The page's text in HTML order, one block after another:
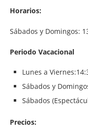
Horarios:
Sábados y Domingos:
Periodo Vacacional
Lunes a
Sábados y
Sábados
Precios: